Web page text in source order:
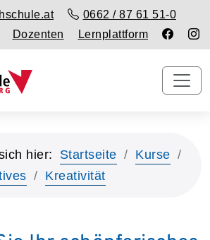
0662 / 87 61 51-0
Dozenten
Lernplattform
hier: Startseite
Kurse
Kreativität